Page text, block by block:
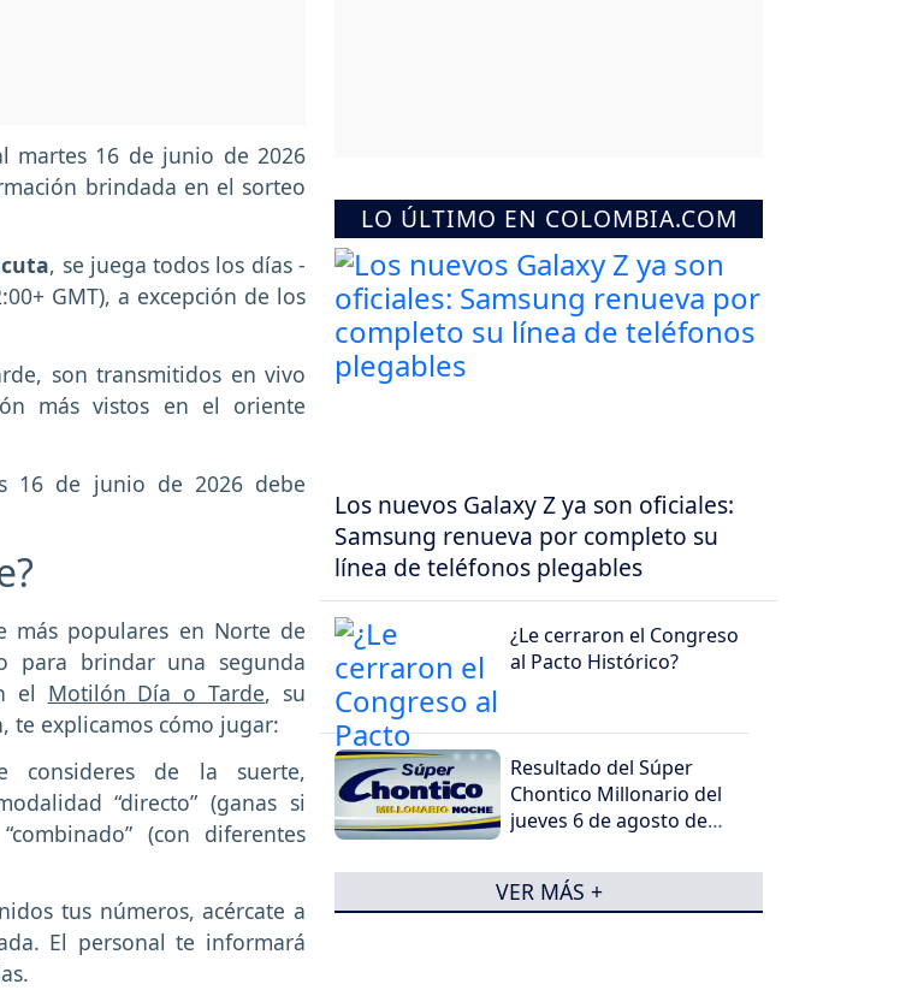
martes 16 de junio de 2026
brindada en el sorteo
, se juega todos los días -
GMT), a excepción de los
son transmitidos en vivo
más vistos en el oriente
16 de junio de 2026 debe
más populares en Norte de
para brindar una segunda
el Motilón Día o Tarde, su
te explicamos cómo jugar:
de la suerte,
“directo” (ganas si
(con diferentes
tus números, acércate a
El personal te informará
LO ÚLTIMO EN COLOMBIA.COM
Los nuevos Galaxy Z ya son oficiales:
Samsung renueva por completo su
línea de teléfonos plegables
¿Le cerraron el Congreso
al Pacto Histórico?
Resultado del Súper
Chontico Millonario del
jueves 6 de agosto de
VER MÁS +